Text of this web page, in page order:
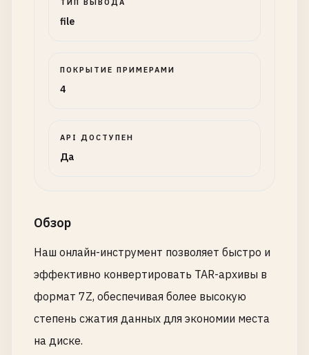
ТИП ВЫВОДА
file
ПОКРЫТИЕ ПРИМЕРАМИ
4
API ДОСТУПЕН
Да
Обзор
Наш онлайн-инструмент позволяет быстро и
эффективно конвертировать TAR-архивы в
формат 7Z, обеспечивая более высокую
степень сжатия данных для экономии места
на диске.